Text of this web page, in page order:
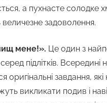
а пухнасте солодке
задоволення.
мене!». Це один з
підлітків. Всередині
оригінальні завдання,
викликати подив і